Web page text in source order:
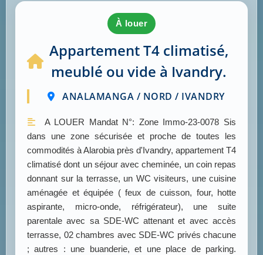
à louer
Appartement T4 climatisé,
meublé ou vide à Ivandry.
ANALAMANGA / NORD / IVANDRY
A LOUER Mandat N°: Zone Immo-23-0078 Sis
dans une zone sécurisée et proche de toutes les
commodités à Alarobia près d'Ivandry, appartement T4
climatisé dont un séjour avec cheminée, un coin repas
donnant sur la terrasse, un WC visiteurs, une cuisine
aménagée et équipée ( feux de cuisson, four, hotte
aspirante, micro-onde, réfrigérateur), une suite
parentale avec sa SDE-WC attenant et avec accès
terrasse, 02 chambres avec SDE-WC privés chacune
; autres : une buanderie, et une place de parking.